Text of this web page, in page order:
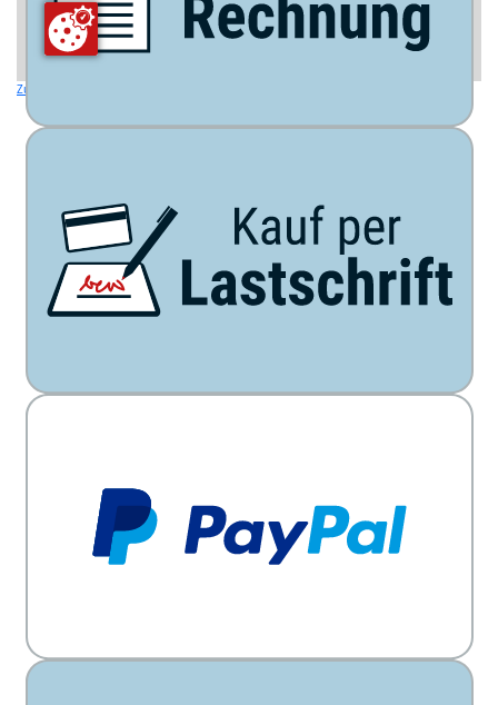
Zurück zur Übersicht